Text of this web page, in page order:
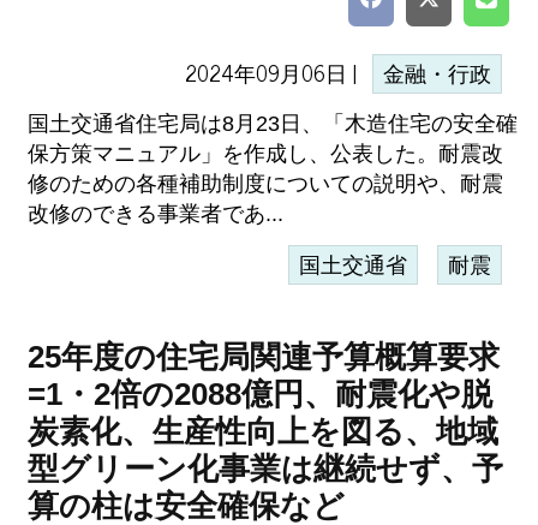
2024年09月06日 | 金融・行政
国土交通省住宅局は8月23日、「木造住宅の安全確
保方策マニュアル」を作成し、公表した。耐震改
修のための各種補助制度についての説明や、耐震
改修のできる事業者であ...
国土交通省 耐震
25年度の住宅局関連予算概算要求
=1・2倍の2088億円、耐震化や脱
炭素化、生産性向上を図る、地域
型グリーン化事業は継続せず、予
算の柱は安全確保など